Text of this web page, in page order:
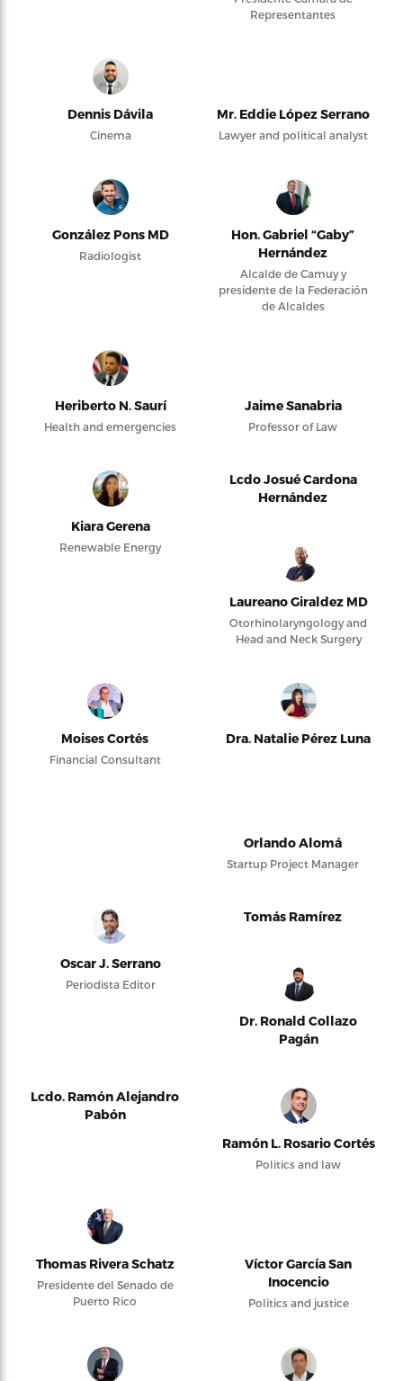
Representantes
Dennis Dávila
Cinema
Mr. Eddie López Serrano
Lawyer and political analyst
González Pons MD
Radiologist
Hon. Gabriel “Gaby”
Hernández
Alcalde de Camuy y
presidente de la Federación
de Alcaldes
Heriberto N. Saurí
Health and emergencies
Jaime Sanabria
Professor of Law
Kiara Gerena
Renewable Energy
Lcdo Josué Cardona
Hernández
Laureano Giraldez MD
Otorhinolaryngology and
Head and Neck Surgery
Moises Cortés
Financial Consultant
Dra. Natalie Pérez Luna
Orlando Alomá
Startup Project Manager
Oscar J. Serrano
Periodista Editor
Tomás Ramírez
Dr. Ronald Collazo
Pagán
Lcdo. Ramón Alejandro
Pabón
Ramón L. Rosario Cortés
Politics and law
Thomas Rivera Schatz
Presidente del Senado de
Puerto Rico
Víctor García San
Inocencio
Politics and justice